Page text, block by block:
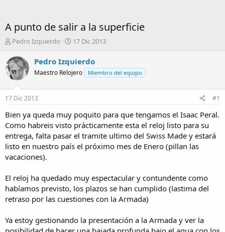
A punto de salir a la superficie
I
i
c
i
d
r
d
e
l
t
e
a
Pedro Izquierdo
F
c
a
n
c
o
17 Dic 2013
Pedro Izquierdo
Maestro Relojero Miembro del equipo
17 Dic 2013 #1
Bien ya queda muy poquito para que tengamos el Isaac Peral.
Como habreis visto prácticamente esta el reloj listo para su
entrega, falta pasar el tramite ultimo del Swiss Made y estará
listo en nuestro país el próximo mes de Enero (pillan las
vacaciones).
El reloj ha quedado muy espectacular y contundente como
habíamos previsto, los plazos se han cumplido (lastima del
retraso por las cuestiones con la Armada)
Ya estoy gestionando la presentación a la Armada y ver la